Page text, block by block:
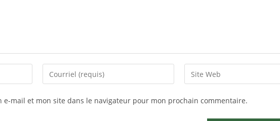
e-mail et mon site dans le navigateur pour mon prochain commentaire.